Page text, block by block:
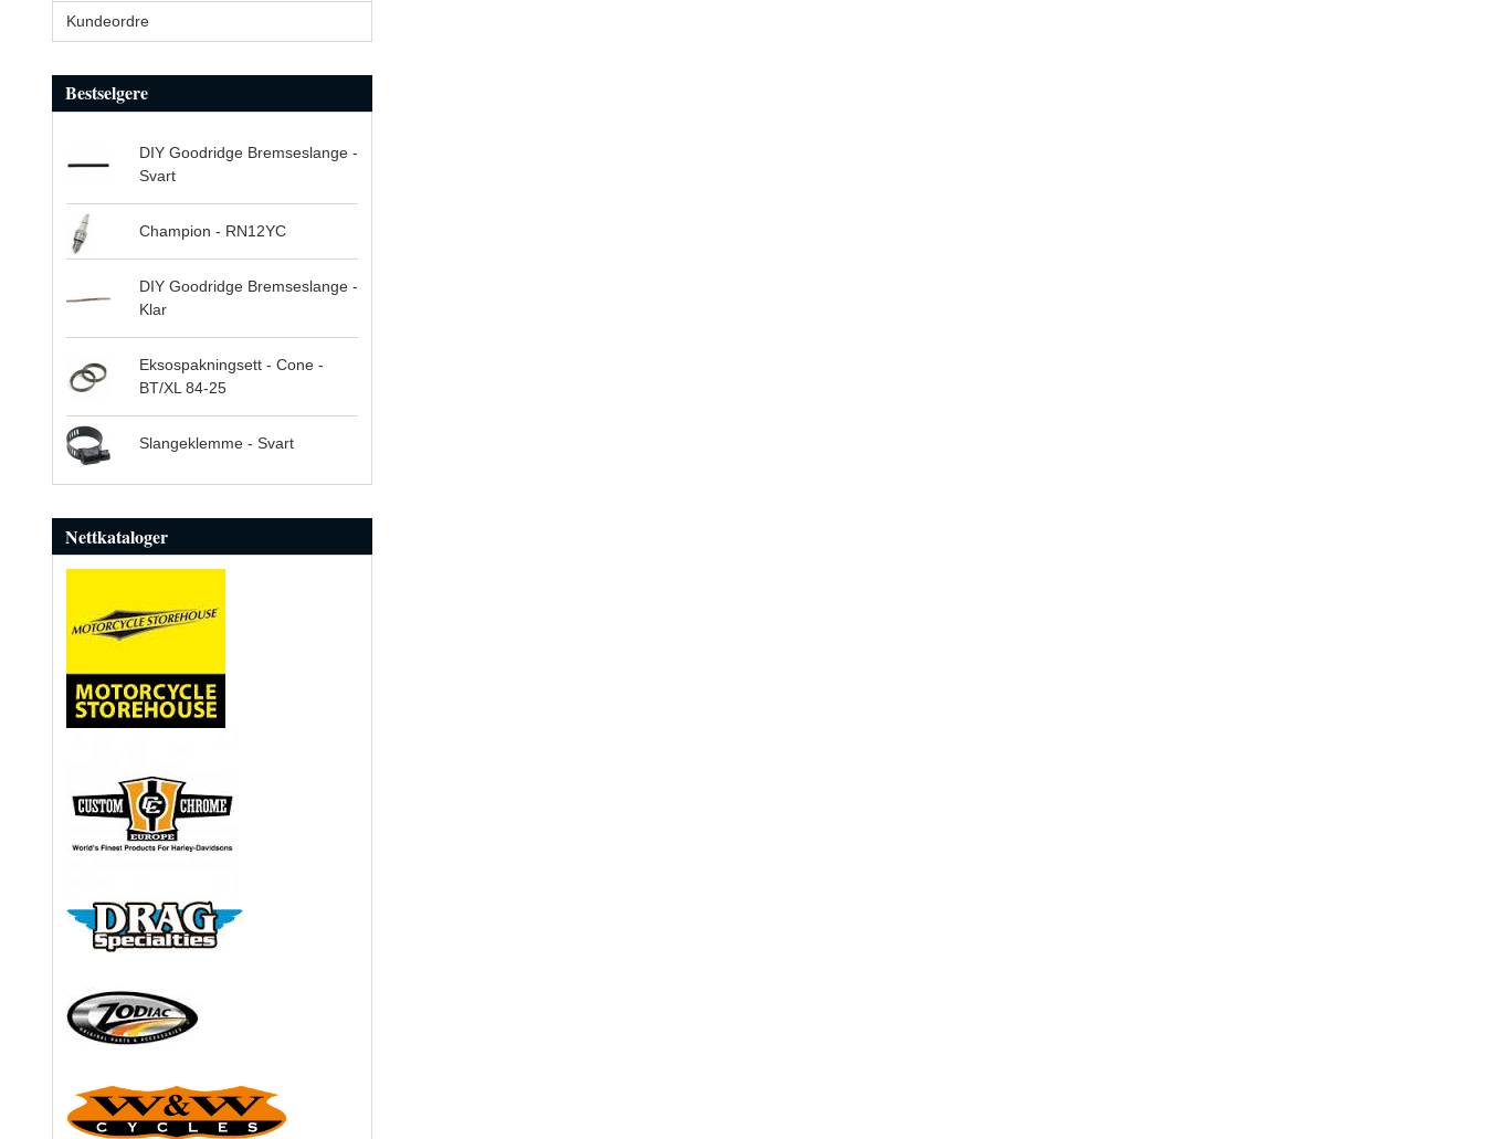
Kundeordre
Bestselgere
DIY Goodridge Bremseslange -
Svart
Champion - RN12YC
DIY Goodridge Bremseslange -
Klar
Eksospakningsett - Cone -
BT/XL 84-25
Slangeklemme - Svart
Nettkataloger